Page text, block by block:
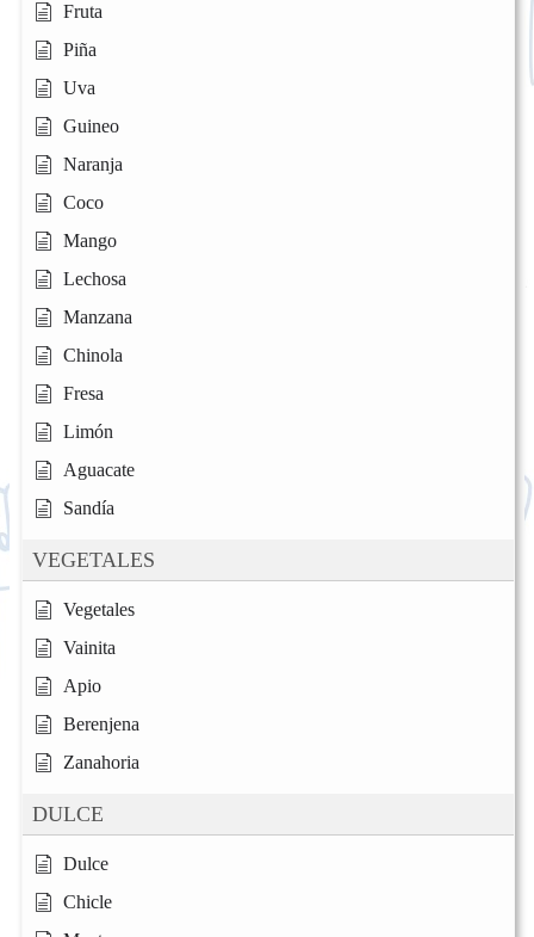
Fruta
Piña
Uva
Guineo
Naranja
Coco
Mango
Lechosa
Manzana
Chinola
Fresa
Limón
Aguacate
Sandía
VEGETALES
Vegetales
Vainita
Apio
Berenjena
Zanahoria
DULCE
Dulce
Chicle